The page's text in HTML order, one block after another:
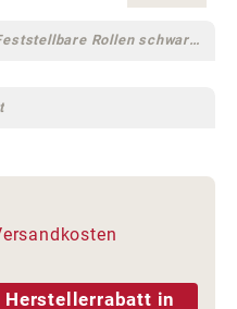
DR1 Feststellbare Rollen schwarz für Teppichböden [10F]
Herstellerrabatt in